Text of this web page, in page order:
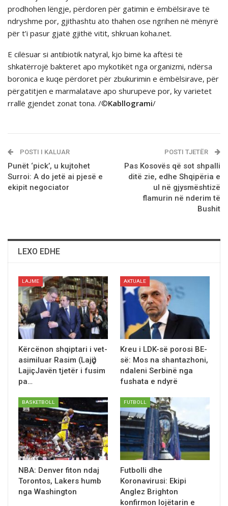
prodhohen lëngje, përdoren për gatimin e ëmbëlsirave të
ndryshme por, gjithashtu ato thahen ose ngrihen në mënyrë
për t’i pasur gjatë gjithë vitit, shkruan koha.net.
E cilësuar si antibiotik natyral, kjo bimë ka aftësi të
shkatërrojë bakteret apo mykotikët nga organizmi, ndërsa
boronica e kuqe përdoret për zbukurimin e ëmbëlsirave, për
përgatitjen e marmalatave apo shurupeve por, ky varietet
rrallё gjendet zonat tona. /©Kabllogrami/
POSTI I KALUAR
Punёt ‘pick’, u kujtohet
Surroi: A do jetё ai pjesё e
ekipit negociator
POSTI TJETËR
Pas Kosovёs qё sot shpalli
ditё zie, edhe Shqipëria e
ul në gjysmështizë
flamurin në nderim të
Bushit
LEXO EDHE
LAJME
Kërcënon shqiptari i vet-
asimiluar Rasim (Lajҫi)
Lajiҫ: Javën tjetër i fusim
pa…
AKTUALE
Kreu i LDK-së porosi BE-
së: Mos na shantazhoni,
ndaleni Serbinë nga
fushata e ndyrë
BASKETBOLL
NBA: Denver fiton ndaj
Torontos, Lakers humb
nga Washington
FUTBOLL
Futbolli dhe
Koronavirusi: Ekipi
Anglez Brighton
konfirmon lojëtarin e